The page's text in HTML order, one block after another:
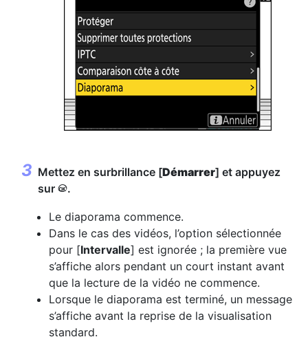
Mettez en surbrillance [Démarrer] et appuyez
sur J.
Le diaporama commence.
Dans le cas des vidéos, l’option sélectionnée
pour [Intervalle] est ignorée ; la première vue
s’affiche alors pendant un court instant avant
que la lecture de la vidéo ne commence.
Lorsque le diaporama est terminé, un message
s’affiche avant la reprise de la visualisation
standard.